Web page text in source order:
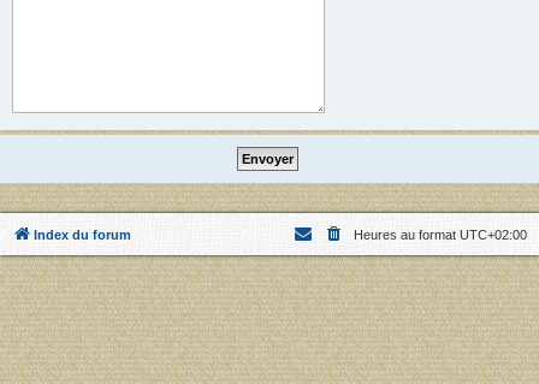
Index du forum Heures au format UTC+02:00